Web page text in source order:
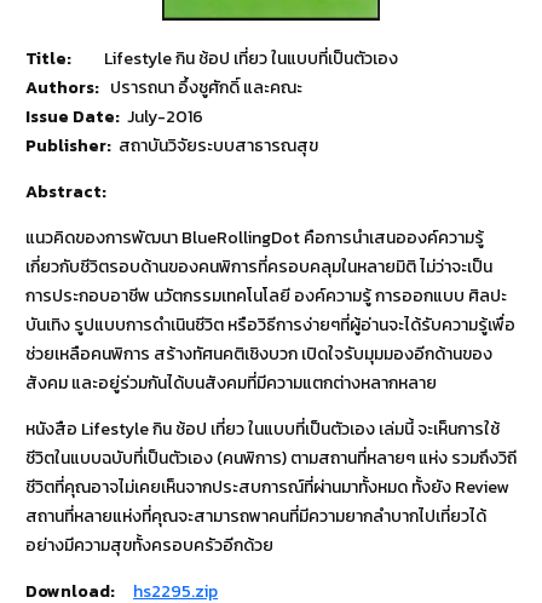
Title:
Lifestyle กิน ช้อป เที่ยว ในแบบที่เป็นตัวเอง
Authors: ปรารถนา อึ้งชูศักดิ์ และคณะ
Issue Date: July-2016
Publisher: สถาบันวิจัยระบบสาธารณสุข
Abstract:
แนวคิดของการพัฒนา BlueRollingDot คือการนำเสนอองค์ความรู้
เกี่ยวกับชีวิตรอบด้านของคนพิการที่ครอบคลุมในหลายมิติ ไม่ว่าจะเป็น
การประกอบอาชีพ นวัตกรรมเทคโนโลยี องค์ความรู้ การออกแบบ ศิลปะ
บันเทิง รูปแบบการดำเนินชีวิต หรือวิธีการง่ายๆที่ผู้อ่านจะได้รับความรู้เพื่อ
ช่วยเหลือคนพิการ สร้างทัศนคติเชิงบวก เปิดใจรับมุมมองอีกด้านของ
สังคม และอยู่ร่วมกันได้บนสังคมที่มีความแตกต่างหลากหลาย
หนังสือ Lifestyle กิน ช้อป เที่ยว ในแบบที่เป็นตัวเอง เล่มนี้ จะเห็นการใช้
ชีวิตในแบบฉบับที่เป็นตัวเอง (คนพิการ) ตามสถานที่หลายๆ แห่ง รวมถึงวิถี
ชีวิตที่คุณอาจไม่เคยเห็นจากประสบการณ์ที่ผ่านมาทั้งหมด ทั้งยัง Review
สถานที่หลายแห่งที่คุณจะสามารถพาคนที่มีความยากลำบากไปเที่ยวได้
อย่างมีความสุขทั้งครอบครัวอีกด้วย
Download:
hs2295.zip